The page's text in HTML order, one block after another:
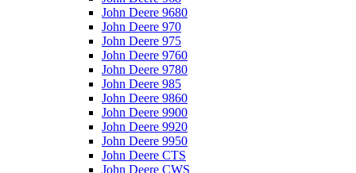
John Deere 9680
John Deere 970
John Deere 975
John Deere 9760
John Deere 9780
John Deere 985
John Deere 9860
John Deere 9900
John Deere 9920
John Deere 9950
John Deere CTS
John Deere CWS